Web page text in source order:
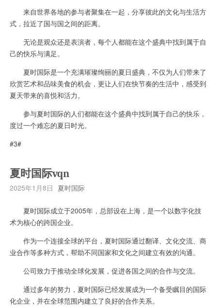
来自世界各地的参与者聚集在一起，分享彼此的文化与生活方
式，拉近了国与国之间的距离。
无论是观众还是表演者，每个人都能在这个盛典中找到属于自
己的快乐与满足。
夏时国际是一个充满璀璨绚丽的夏日盛典，不仅为人们带来了
欣赏艺术和品味美食的机会，更让人们在快节奏的生活中，感受到
夏天带来的喜悦和活力。
参与夏时国际的人们都能在这个盛典中找到属于自己的快乐，
度过一个难忘的夏日时光。
#3#
夏时国际vqn
2025年1月8日 夏时国际
夏时国际成立于2005年，总部设在上海，是一个以数字化技
术为核心的跨国企业。
作为一个连接全球的平台，夏时国际通过翻译、文化交流、商
业合作等多种方式，帮助不同国家和文化之间建立有效的沟通。
公司致力于推动全球化发展，促进各国之间的合作与交流。
通过多年的努力，夏时国际已经发展成为一个备受瞩目的国际
化企业，并在全球范围内建立了良好的合作关系。